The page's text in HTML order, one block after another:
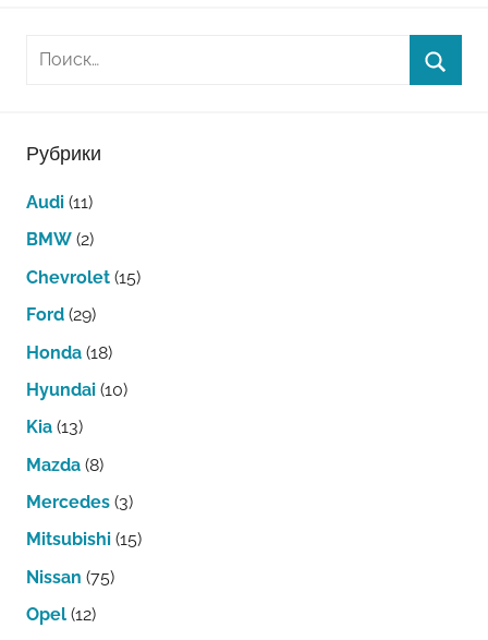
Рубрики
Audi (11)
BMW (2)
Chevrolet (15)
Ford (29)
Honda (18)
Hyundai (10)
Kia (13)
Mazda (8)
Mercedes (3)
Mitsubishi (15)
Nissan (75)
Opel (12)